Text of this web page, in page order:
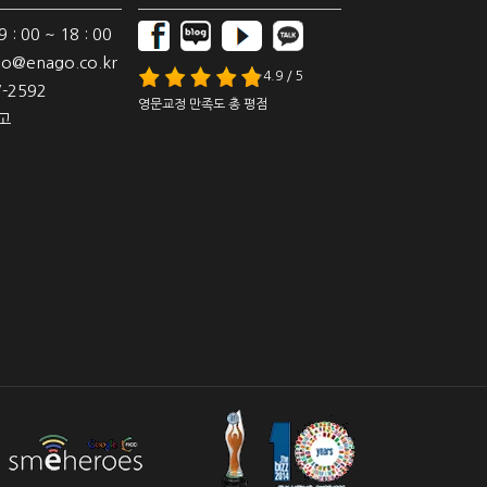
: 00 ~ 18 : 00
2592
4.9 / 5
영문교정 만족도 총 평점